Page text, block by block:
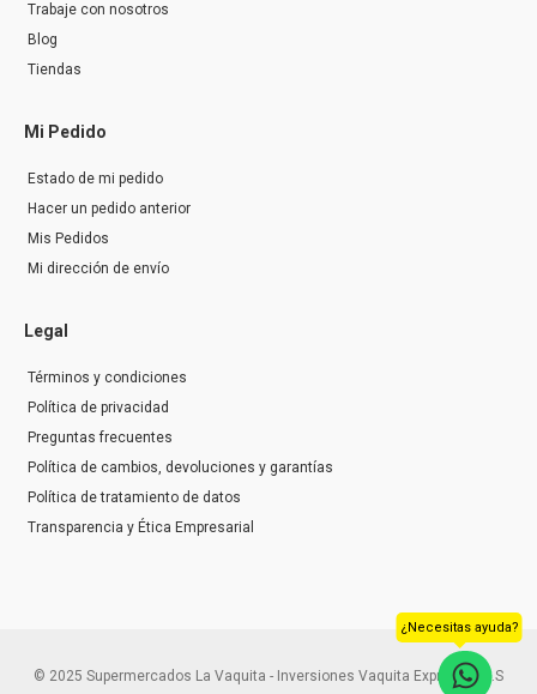
Trabaje con nosotros
Blog
Tiendas
Mi Pedido
Estado de mi pedido
Hacer un pedido anterior
Mis Pedidos
Mi dirección de envío
Legal
Términos y condiciones
Política de privacidad
Preguntas frecuentes
Política de cambios, devoluciones y garantías
Política de tratamiento de datos
Transparencia y Ética Empresarial
© 2025 Supermercados La Vaquita - Inversiones Vaquita Express S.A.S
¿Necesitas ayuda?